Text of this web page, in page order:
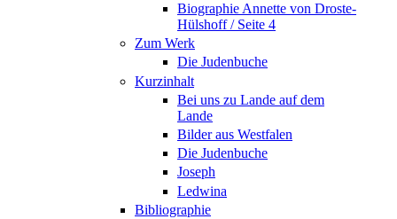
Biographie Annette von Droste-
Hülshoff / Seite 4
Zum Werk
Die Judenbuche
Kurzinhalt
Bei uns zu Lande auf dem
Lande
Bilder aus Westfalen
Die Judenbuche
Joseph
Ledwina
Bibliographie